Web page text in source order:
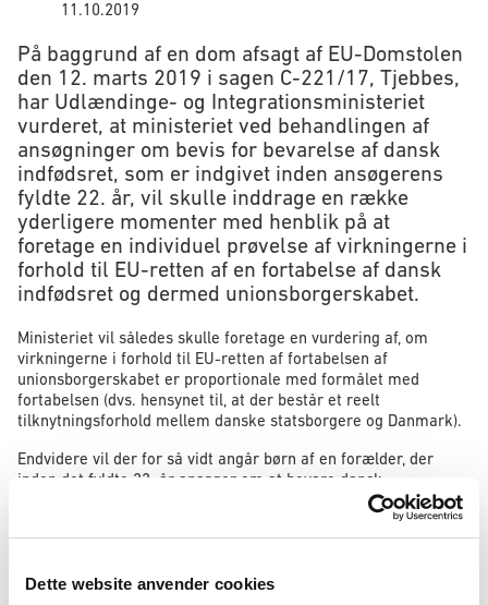
Dette website anvender cookies
11.10.2019
På baggrund af en dom afsagt af EU-Domstolen
den 12. marts 2019 i sagen C-221/17, Tjebbes,
har Udlændinge- og Integrationsministeriet
vurderet, at ministeriet ved behandlingen af
ansøgninger om bevis for bevarelse af dansk
indfødsret, som er indgivet inden ansøgerens
fyldte 22. år, vil skulle inddrage en række
yderligere momenter med henblik på at
foretage en individuel prøvelse af virkningerne i
forhold til EU-retten af en fortabelse af dansk
indfødsret og dermed unionsborgerskabet.
Ministeriet vil således skulle foretage en vurdering af, om
virkningerne i forhold til EU-retten af fortabelsen af
unionsborgerskabet er proportionale med formålet med
fortabelsen (dvs. hensynet til, at der består et reelt
tilknytningsforhold mellem danske statsborgere og Danmark).
Endvidere vil der for så vidt angår børn af en forælder, der
inden det fyldte 22. år ansøger om at bevare dansk
statsborgerskab, ikke automatisk ske fortabelse af
statsborgerskab sammen med forælderen, hvis forælderen får
afslag på ansøgningen. Dommen indebærer, at der i et sådant
statsborgerskab og dermed sit unionsborgerskab i forbindelse